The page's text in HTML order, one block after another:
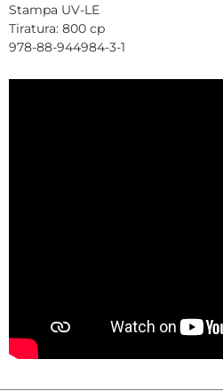
Stampa UV-LE
Tiratura: 800 cp
978-88-944984-3-1